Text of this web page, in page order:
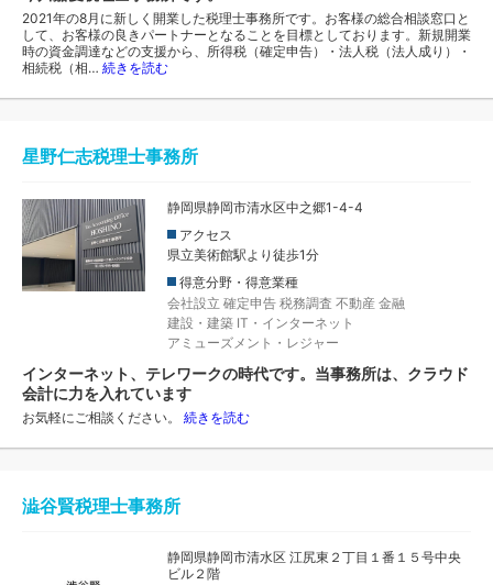
2021年の8月に新しく開業した税理士事務所です。お客様の総合相談窓口と
して、お客様の良きパートナーとなることを目標としております。新規開業
時の資金調達などの支援から、所得税（確定申告）・法人税（法人成り）・
相続税（相… 続きを読む
星野仁志税理士事務所
静岡県静岡市清水区中之郷1-4-4
アクセス
県立美術館駅より徒歩1分
得意分野・得意業種
会社設立 確定申告 税務調査 不動産 金融
建設・建築 IT・インターネット
アミューズメント・レジャー
インターネット、テレワークの時代です。当事務所は、クラウド
会計に力を入れています
お気軽にご相談ください。 続きを読む
澁谷賢税理士事務所
静岡県静岡市清水区 江尻東２丁目１番１５号中央
ビル２階